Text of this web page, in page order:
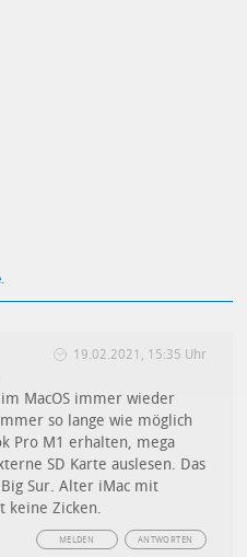
19.02.2021, 15:35 Uhr
MacOS immer wieder
so lange wie möglich
Pro M1 erhalten, mega
SD Karte auslesen. Das
Sur. Alter iMac mit
keine Zicken.
ANTWORTEN
MELDEN